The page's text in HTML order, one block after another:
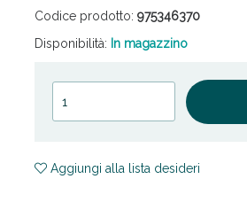
Codice prodotto: 975346370
Disponibilità: In magazzino
Aggiungi alla lista desideri